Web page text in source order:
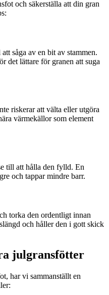
och säkerställa att din gran
såga av en bit av stammen.
det lättare för granen att suga
riskerar att välta eller utgöra
värmekällor som element
till att hålla den fylld. En
och tappar mindre barr.
torka den ordentligt innan
och håller den i gott skick
julgransfötter
har vi sammanställt en